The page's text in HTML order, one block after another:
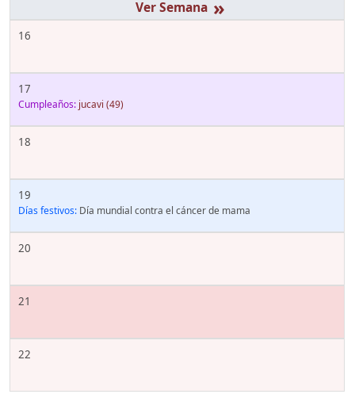
»
16
17
Cumpleaños: jucavi (49)
18
19
Días festivos: Día mundial contra el cáncer de mama
20
21
22